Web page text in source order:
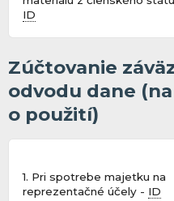
ID
Zúčtovanie
odvodu dane
o použití)
1. Pri spotrebe majetku na
reprezentačné účely - ID